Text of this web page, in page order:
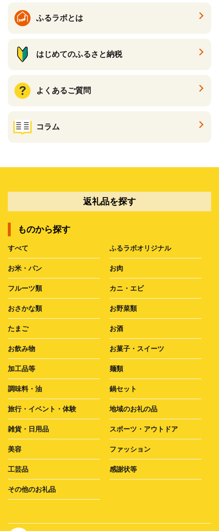
ふるラボとは
はじめてのふるさと納税
よくあるご質問
コラム
返礼品を探す
ものから探す
すべて ふるラボオリジナル
お米・パン お肉
フルーツ類 カニ・エビ
おさかな類 お野菜類
たまご お酒
お飲み物 お菓子・スイーツ
加工品等 麺類
調味料・油 鍋セット
旅行・イベント・体験 地域のお礼の品
雑貨・日用品 スポーツ・アウトドア
美容 ファッション
工芸品 感謝状等
その他のお礼品